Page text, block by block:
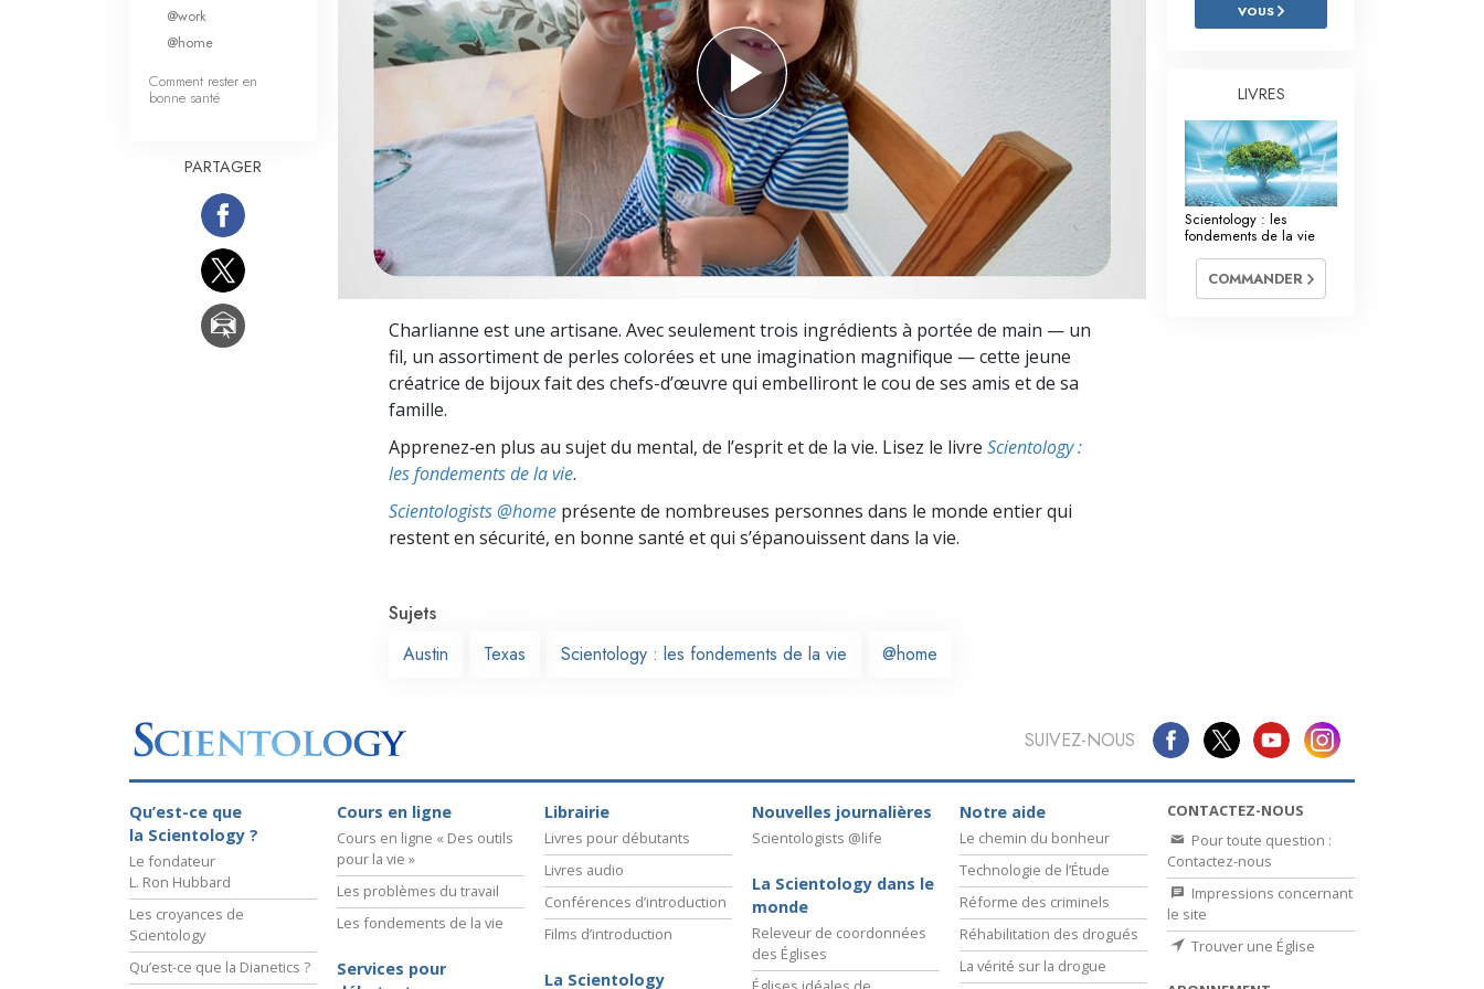
Qu’est-ce que la grandeur ? L’échelle des tons émotionnels
Réponses aux drogues
Des outils pour le monde du travail
L’éthique et les conditions
La raison de l’oppression
Les investigations
Charlianne est une artisane. Avec seulement trois ingrédients à portée de main — un
fil, un assortiment de perles colorées et une imagination magnifique — cette jeune
créatrice de bijoux fait des chefs-d’œuvre qui embelliront le cou de ses amis et de sa
famille.
Apprenez‑en plus au sujet du mental, de l’esprit et de la vie. Lisez le livre Scientology :
les fondements de la vie.
Scientologists @home présente de nombreuses personnes dans le monde entier qui
restent en sécurité, en bonne santé et qui s’épanouissent dans la vie.
Sujets
Austin
Texas Scientology : les fondements de la vie @home
@work
@home
Comment rester en
bonne santé
PARTAGER
VOUS
LIVRES
Scientology : les
fondements de la vie
COMMANDER
SUIVEZ-NOUS
Qu’est-ce que
la Scientology ?
Le fondateur
L. Ron Hubbard
Les croyances de
Scientology
Qu’est-ce que la Dianetics ?
Cours en ligne
Cours en ligne « Des outils
pour la vie »
Les problèmes du travail
Les fondements de la vie
Services pour
Librairie
Livres pour débutants
Livres audio
Conférences d’introduction
Films d’introduction
La Scientology
Nouvelles journalières
Scientologists @life
La Scientology dans le
monde
Releveur de coordonnées
des Églises
Notre aide
Le chemin du bonheur
Technologie de l’Étude
Réforme des criminels
Réhabilitation des drogués
La vérité sur la drogue
CONTACTEZ-NOUS
Pour toute question :
Contactez-nous
Impressions concernant
le site
Trouver une Église